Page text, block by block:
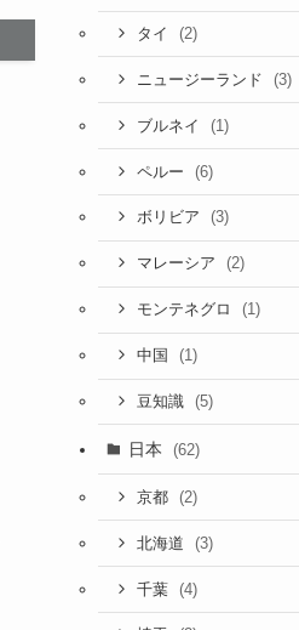
タイ (2)
ニュージーランド (3)
ブルネイ (1)
ペルー (6)
ボリビア (3)
マレーシア (2)
モンテネグロ (1)
中国 (1)
豆知識 (5)
日本 (62)
京都 (2)
北海道 (3)
千葉 (4)